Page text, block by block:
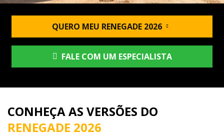
QUERO MEU RENEGADE 2026
FALE COM UM ESPECIALISTA
CONHEÇA AS VERSÕES DO
RENEGADE 2026